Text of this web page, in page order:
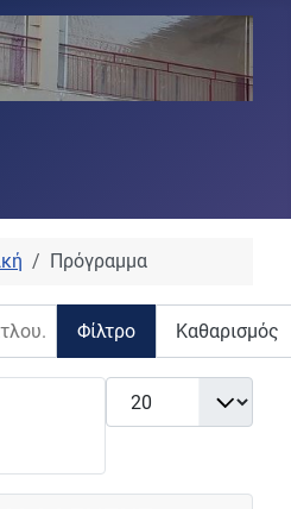
Πρόγραμμα
Φίλτρο Καθαρισμός
Εμφάνιση #